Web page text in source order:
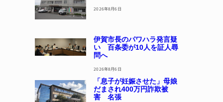
2026年8月6日
伊賀市長のパワハラ発言疑
い 百条委が10人を証人尋
問へ
2026年8月6日
「息子が妊娠させた」母娘
だまされ400万円詐欺被
害 名張